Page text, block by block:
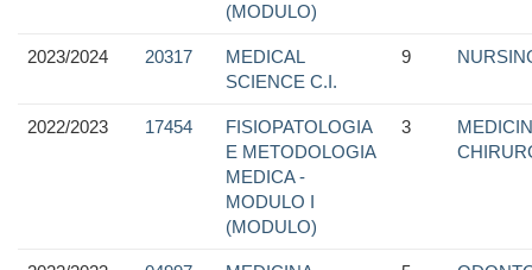
(MODULO)
2023/2024 20317
MEDICAL
SCIENCE C.I.
9
2022/2023 17454
FISIOPATOLOGIA
E METODOLOGIA
MEDICA -
MODULO I
(MODULO)
3